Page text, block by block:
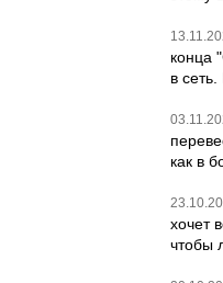
конца
в
как в
хочет
чтобы